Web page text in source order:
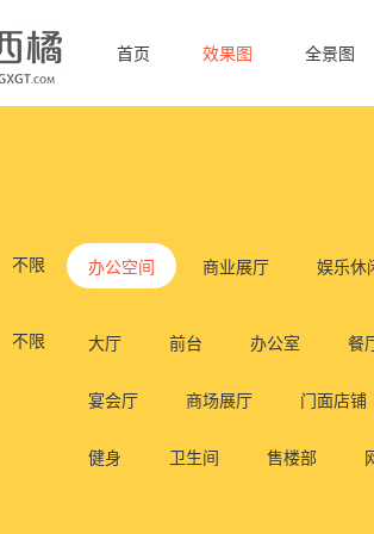
首页 效果图 全景图
不限 办公空间 商业展厅 娱乐休
不限 大厅 前台 办公室 餐
宴会厅 商场展厅 门面店铺
健身 卫生间 售楼部